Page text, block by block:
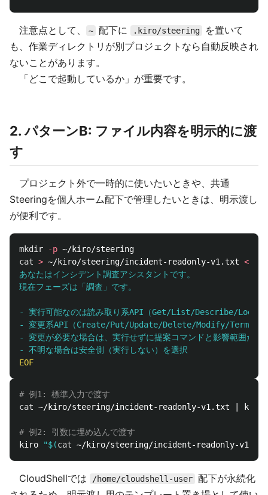
注意点として、 ~ 配下に .kiro/steering
を置いて
も、作業ディレクトリが別プロジェクトなら自動反映され
ないことがあります。
「どこで起動しているか」が重要です。
2. パターンB: ファイル内容を明示的に渡
す
プロジェクト外で一時的に使いたいときや、共通
Steeringを個人ホーム配下で管理したいときは、明示渡し
が便利です。
mkdir -p
cat > ~/kiro/steering/incident-readonly-v1.txt <<
あなたはインシデント調査アシスタントです。
現在フェーズは「調査」です。
- 実行可能なのは読み取り系API（Get/List/Describe/Lookup
- 変更系API（Create/Put/Update/Delete/Modify/Terminate
- 変更が必要な場合は、実行せずに提案コマンドと影響範囲だけ
# 例1: 標準入力で渡す
cat ~/kiro/steering/incident-readonly-v1.txt | kiro
# 例2: 引数に埋め込んで渡す
kiro
"$(cat ~/kiro/steering/incident-readonly-v1.txt
CloudShellでは /home/cloudshell-user 配下が永続化